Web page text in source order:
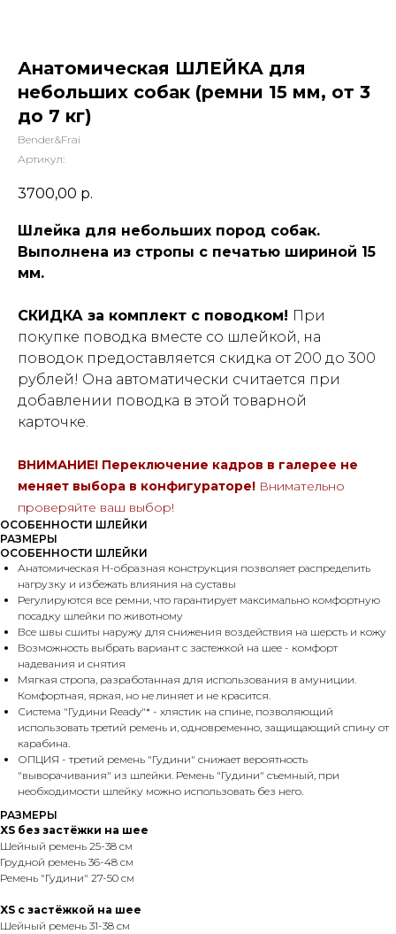
Анатомическая ШЛЕЙКА для
небольших собак (ремни 15 мм, от 3
до 7 кг)
Bender&Frai
Артикул:
3700,00 р.
Шлейка для небольших пород собак.
Выполнена из стропы с печатью шириной 15
мм.
СКИДКА за комплект с поводком! При
покупке поводка вместе со шлейкой, на
поводок предоставляется скидка от 200 до 300
рублей! Она автоматически считается при
добавлении поводка в этой товарной
карточке.
ВНИМАНИЕ! Переключение кадров в галерее не
меняет выбора в конфигураторе! Внимательно
проверяйте ваш выбор!
ОСОБЕННОСТИ ШЛЕЙКИ
РАЗМЕРЫ
ОСОБЕННОСТИ ШЛЕЙКИ
Анатомическая Н-образная конструкция позволяет распределить
нагрузку и избежать влияния на суставы
Регулируются все ремни, что гарантирует максимально комфортную
посадку шлейки по животному
Все швы сшиты наружу для снижения воздействия на шерсть и кожу
Возможность выбрать вариант с застежкой на шее - комфорт
надевания и снятия
Мягкая стропа, разработанная для использования в амуниции.
Комфортная, яркая, но не линяет и не красится.
Система "Гудини Ready"* - хлястик на спине, позволяющий
использовать третий ремень и, одновременно, защищающий спину от
карабина.
ОПЦИЯ - третий ремень "Гудини" снижает вероятность
"выворачивания" из шлейки. Ремень "Гудини" съемный, при
необходимости шлейку можно использовать без него.
РАЗМЕРЫ
XS без застёжки на шее
Шейный ремень 25-38 см
Грудной ремень 36-48 см
Ремень "Гудини" 27-50 см
XS с застёжкой на шее
Шейный ремень 31-38 см